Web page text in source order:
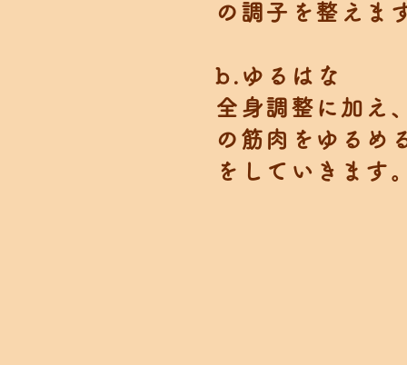
の調子を整えま
b.ゆるはな
全身調整に加え
の筋肉をゆるめ
をしていきます